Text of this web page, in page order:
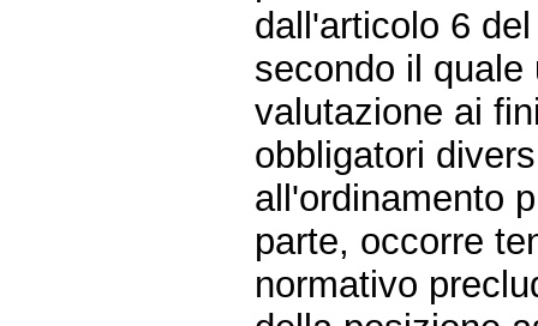
dall'articolo 6
secondo il
valutazione ai
obbligatori
all'ordinamento
parte, occorre
normativo